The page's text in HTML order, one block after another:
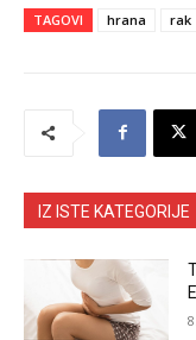
TAGOVI hrana rak
IZ ISTE KATEGORIJE